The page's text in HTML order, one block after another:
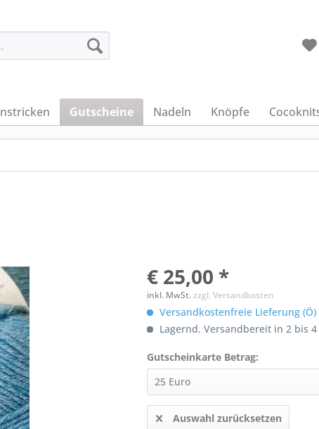
Gutscheine Nadeln Knöpfe
€ 25,00 *
inkl. MwSt.zzgl. Versandkosten
Versandkostenfreie Lieferung (Ö)
Lagernd. Versandbereit in 2 bis
Gutscheinkarte Betrag:
Auswahl zurücksetzen